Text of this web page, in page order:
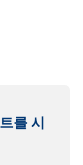
를 시